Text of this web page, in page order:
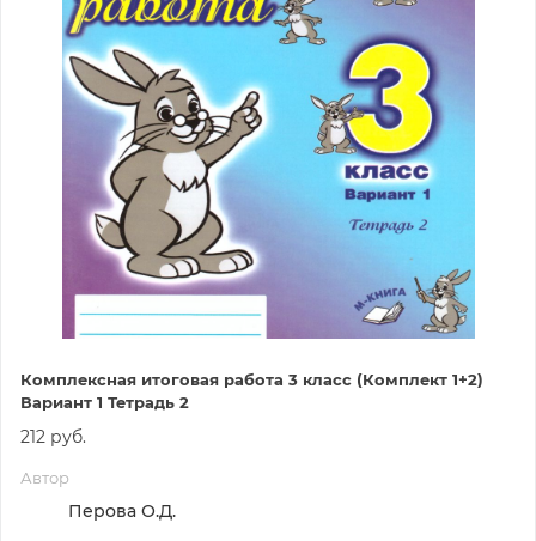
Комплексная итоговая работа 3 класс (Комплект 1+2)
Вариант 1 Тетрадь 2
212 руб.
Автор
Перова О.Д.